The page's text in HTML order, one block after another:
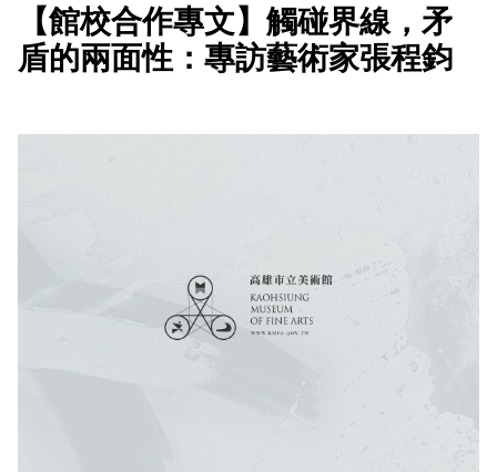
【館校合作專文】觸碰界線，矛
盾的兩面性：專訪藝術家張程鈞